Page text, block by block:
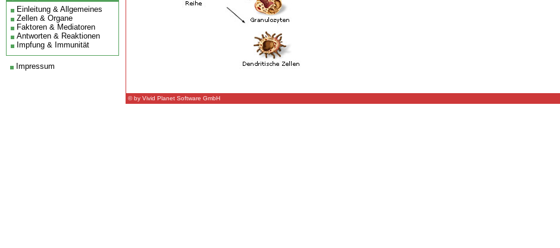
Einleitung & Allgemeines
Zellen & Organe
Faktoren & Mediatoren
Antworten & Reaktionen
Impfung & Immunität
Impressum
© by Vivid Planet Software GmbH